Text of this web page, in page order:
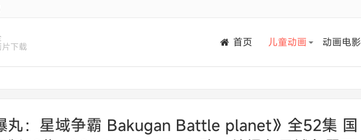
下载 首页 儿童动画 动画电影
丸：星域争霸 Bakugan Battle planet》全52集 国